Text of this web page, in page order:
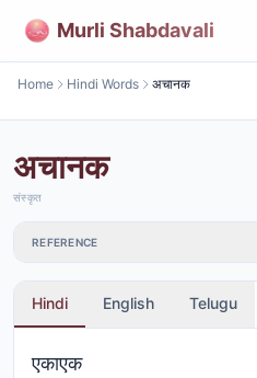
Murli Shabdavali
Home Hindi Words अचानक
अचानक
संस्कृत
REFERENCE
Hindi English Telugu
एकाएक